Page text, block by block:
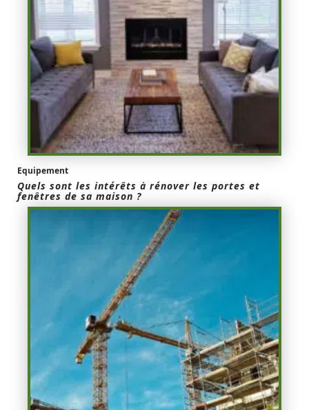
Equipement
Quels sont les intérêts à rénover les portes et
fenêtres de sa maison ?